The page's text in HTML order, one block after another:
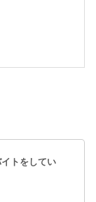
トをしてい